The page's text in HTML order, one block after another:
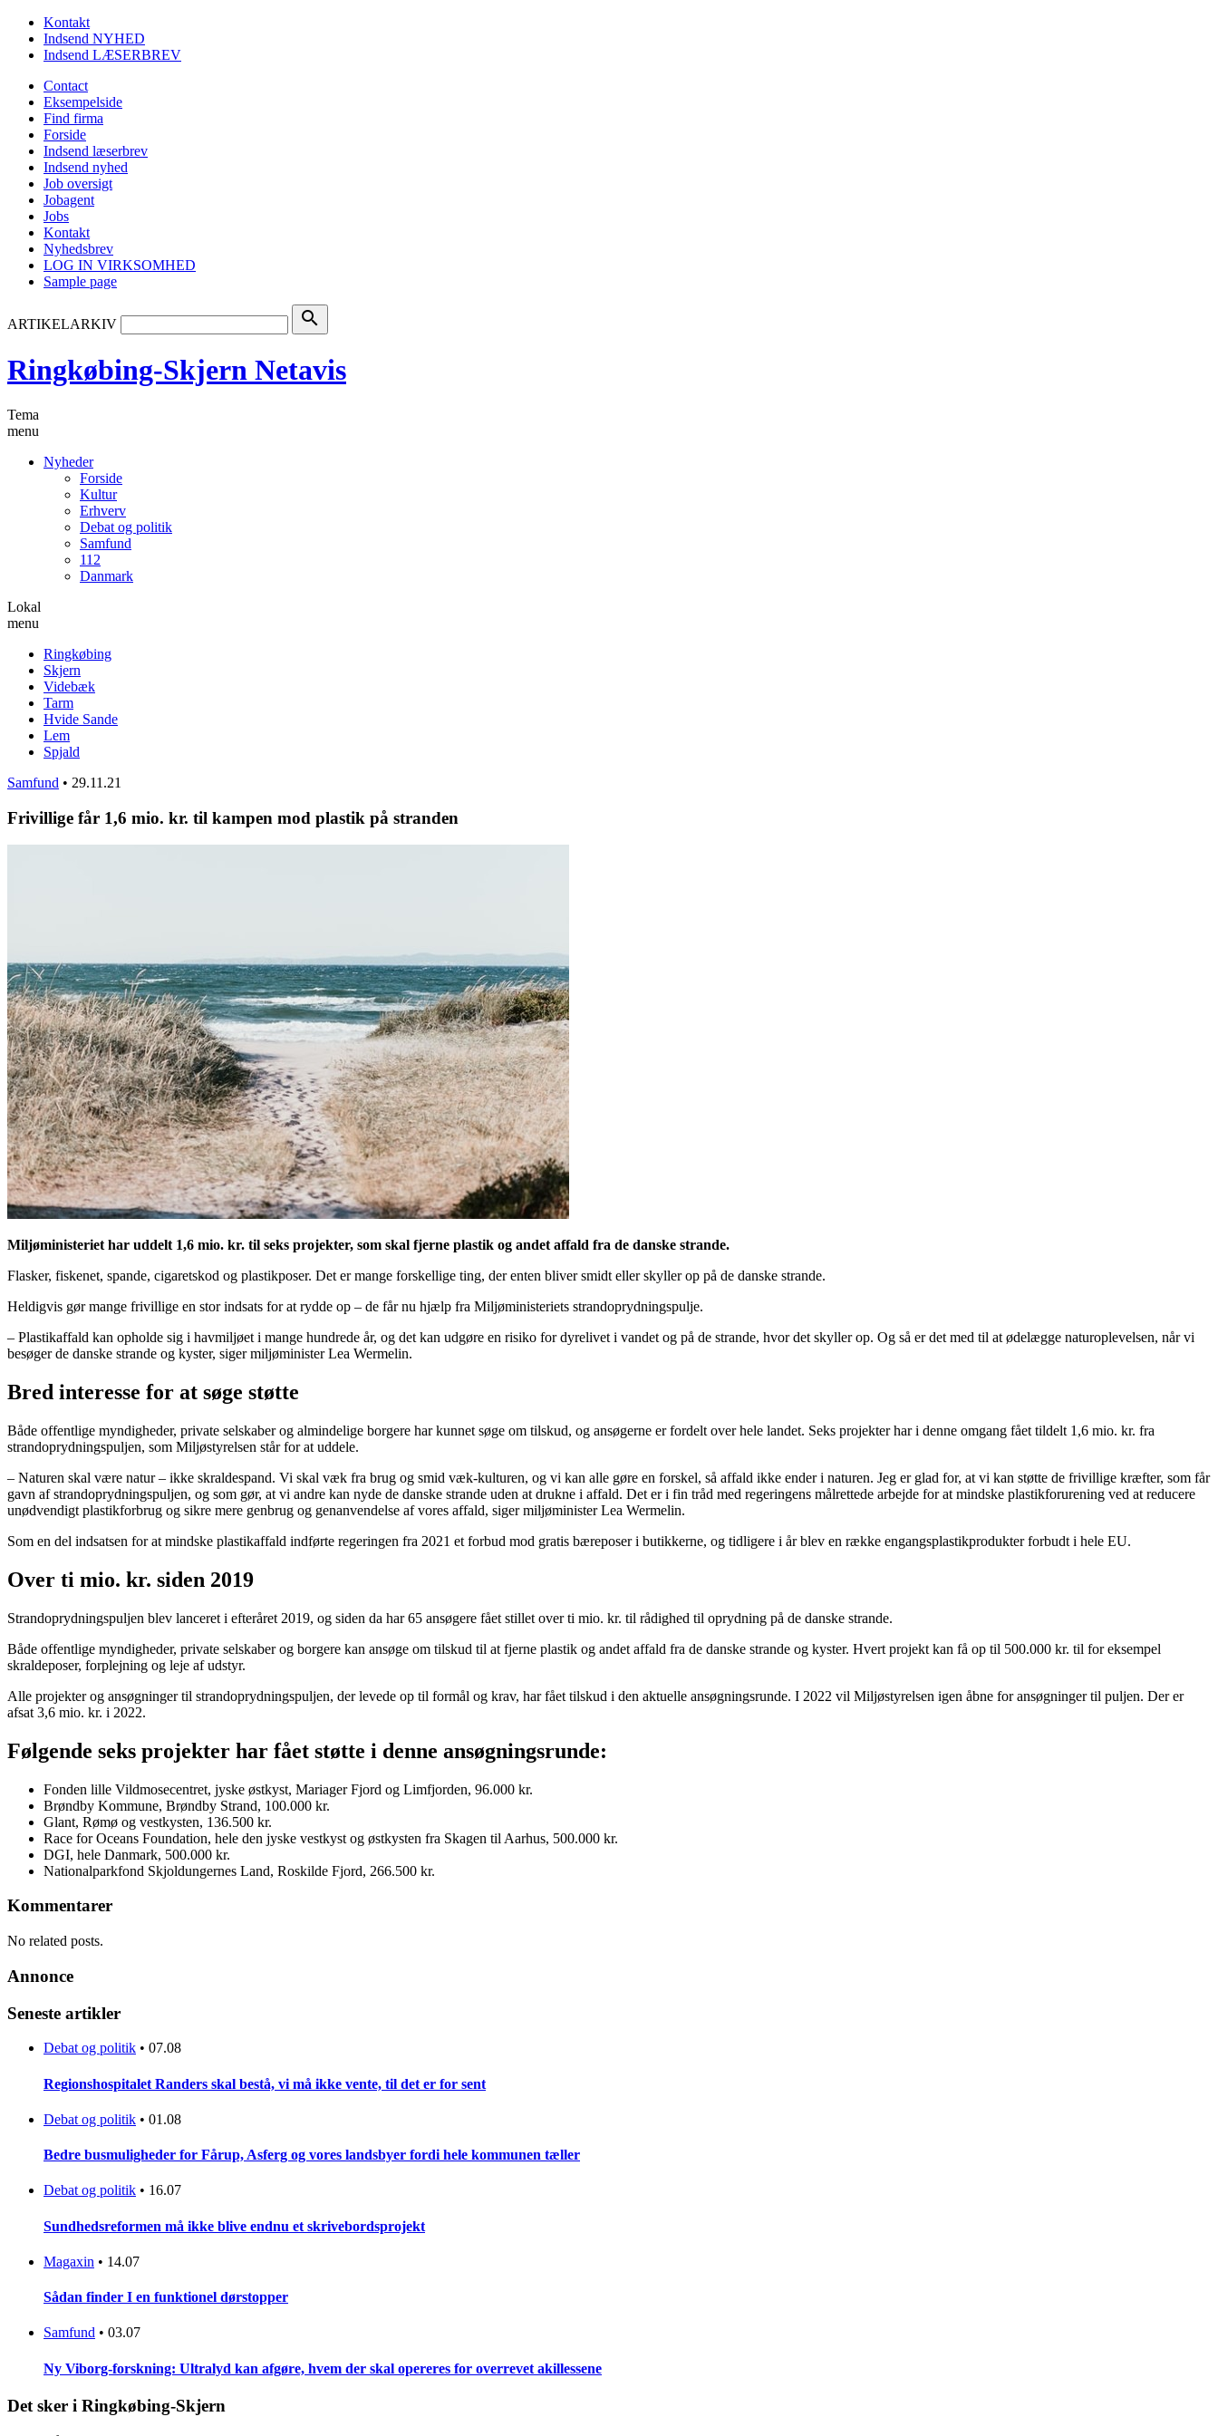
Kontakt
Indsend NYHED
Indsend LÆSERBREV
Contact
Eksempelside
Find firma
Forside
Indsend læserbrev
Indsend nyhed
Job oversigt
Jobagent
Jobs
Kontakt
Nyhedsbrev
LOG IN VIRKSOMHED
Sample page
ARTIKELARKIV search
Ringkøbing-Skjern Netavis
Tema
menu
Nyheder
Forside
Kultur
Erhverv
Debat og politik
Samfund
112
Danmark
Lokal
menu
Ringkøbing
Skjern
Videbæk
Tarm
Hvide Sande
Lem
Spjald
Samfund • 29.11.21
Frivillige får 1,6 mio. kr. til kampen mod plastik på stranden
Miljøministeriet har uddelt 1,6 mio. kr. til seks projekter, som skal fjerne plastik og andet affald fra de danske strande.
Flasker, fiskenet, spande, cigaretskod og plastikposer. Det er mange forskellige ting, der enten bliver smidt eller skyller op på de danske strande.
Heldigvis gør mange frivillige en stor indsats for at rydde op – de får nu hjælp fra Miljøministeriets strandoprydningspulje.
– Plastikaffald kan opholde sig i havmiljøet i mange hundrede år, og det kan udgøre en risiko for dyrelivet i vandet og på de strande, hvor det skyller op. Og så er det med til at ødelægge naturoplevelsen, når vi
besøger de danske strande og kyster, siger miljøminister Lea Wermelin.
Bred interesse for at søge støtte
Både offentlige myndigheder, private selskaber og almindelige borgere har kunnet søge om tilskud, og ansøgerne er fordelt over hele landet. Seks projekter har i denne omgang fået tildelt 1,6 mio. kr. fra
strandoprydningspuljen, som Miljøstyrelsen står for at uddele.
– Naturen skal være natur – ikke skraldespand. Vi skal væk fra brug og smid væk-kulturen, og vi kan alle gøre en forskel, så affald ikke ender i naturen. Jeg er glad for, at vi kan støtte de frivillige kræfter, som får
gavn af strandoprydningspuljen, og som gør, at vi andre kan nyde de danske strande uden at drukne i affald. Det er i fin tråd med regeringens målrettede arbejde for at mindske plastikforurening ved at reducere
unødvendigt plastikforbrug og sikre mere genbrug og genanvendelse af vores affald, siger miljøminister Lea Wermelin.
Som en del indsatsen for at mindske plastikaffald indførte regeringen fra 2021 et forbud mod gratis bæreposer i butikkerne, og tidligere i år blev en række engangsplastikprodukter forbudt i hele EU.
Over ti mio. kr. siden 2019
Strandoprydningspuljen blev lanceret i efteråret 2019, og siden da har 65 ansøgere fået stillet over ti mio. kr. til rådighed til oprydning på de danske strande.
Både offentlige myndigheder, private selskaber og borgere kan ansøge om tilskud til at fjerne plastik og andet affald fra de danske strande og kyster. Hvert projekt kan få op til 500.000 kr. til for eksempel
skraldeposer, forplejning og leje af udstyr.
Alle projekter og ansøgninger til strandoprydningspuljen, der levede op til formål og krav, har fået tilskud i den aktuelle ansøgningsrunde. I 2022 vil Miljøstyrelsen igen åbne for ansøgninger til puljen. Der er
afsat 3,6 mio. kr. i 2022.
Følgende seks projekter har fået støtte i denne ansøgningsrunde:
Fonden lille Vildmosecentret, jyske østkyst, Mariager Fjord og Limfjorden, 96.000 kr.
Brøndby Kommune, Brøndby Strand, 100.000 kr.
Glant, Rømø og vestkysten, 136.500 kr.
Race for Oceans Foundation, hele den jyske vestkyst og østkysten fra Skagen til Aarhus, 500.000 kr.
DGI, hele Danmark, 500.000 kr.
Nationalparkfond Skjoldungernes Land, Roskilde Fjord, 266.500 kr.
Kommentarer
No related posts.
Annonce
Seneste artikler
Debat og politik • 07.08
Regionshospitalet Randers skal bestå, vi må ikke vente, til det er for sent
Debat og politik • 01.08
Bedre busmuligheder for Fårup, Asferg og vores landsbyer fordi hele kommunen tæller
Debat og politik • 16.07
Sundhedsreformen må ikke blive endnu et skrivebordsprojekt
Magaxin • 14.07
Sådan finder I en funktionel dørstopper
Samfund • 03.07
Ny Viborg-forskning: Ultralyd kan afgøre, hvem der skal opereres for overrevet akillessene
Det sker i Ringkøbing-Skjern